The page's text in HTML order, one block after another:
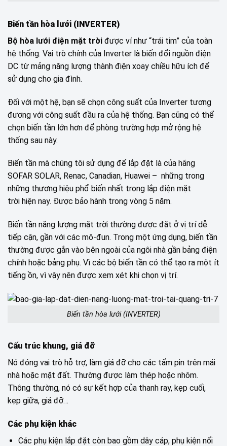
Biến tần hòa lưới (INVERTER)
Bộ hòa lưới điện mặt trời được ví như “trái tim” của toàn
hệ thống. Vai trò chính của Inverter là biến đổi nguồn điện
DC từ mảng năng lượng thành điện xoay chiều hữu ích để
sử dụng cho gia đình.
Đối với một hệ, bạn sẽ chọn công suất của Inverter tương
đương với công suất đầu ra của hệ thống. Bạn cũng có thể
chọn biến tần lớn hơn để phòng trường hợp mở rộng hệ
thống sau này.
Biến tần mà chúng tôi sử dụng để lắp đặt là của hãng
SOFAR SOLAR, Renac, Canadian, Huawei – những trong
những thương hiệu phổ biến nhất trong lắp điện mặt
trời hiện nay. Được bảo hành trong vòng 5 năm.
Biến tần năng lượng mặt trời thường được đặt ở vị trí dễ
tiếp cận, gần với các mô-đun. Trong một ứng dụng, biến tần
thường được gắn vào bên ngoài của ngôi nhà gần bảng điện
chính hoặc bảng phụ. Vì các bộ biến tần có thể tạo ra một ít
tiếng ồn, vì vậy nên được xem xét khi chọn vị trí.
Biến tần hòa lưới (INVERTER)
Cấu trúc khung, giá đỡ
Nó đóng vai trò hỗ trợ, làm giá đỡ cho các tấm pin trên mái
nhà hoặc mặt đất. Thường được làm thép hoặc nhôm.
Thông thường, nó có sự kết hợp của thanh ray, kẹp cuối,
kẹp giữa, giá đỡ…
Các phụ kiện khác
Các phụ kiện lắp đặt còn bao gồm dây cáp, phụ kiện nối